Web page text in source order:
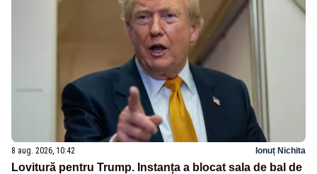
8 aug. 2026, 10:42 Ionuț Nichita
Lovitură pentru Trump. Instanța a blocat sala de bal de